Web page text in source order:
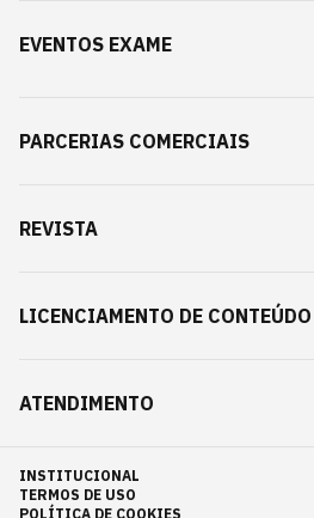
EVENTOS EXAME
PARCERIAS COMERCIAIS
REVISTA
LICENCIAMENTO DE CONTEÚDO
ATENDIMENTO
INSTITUCIONAL
TERMOS DE USO
POLÍTICA DE COOKIES